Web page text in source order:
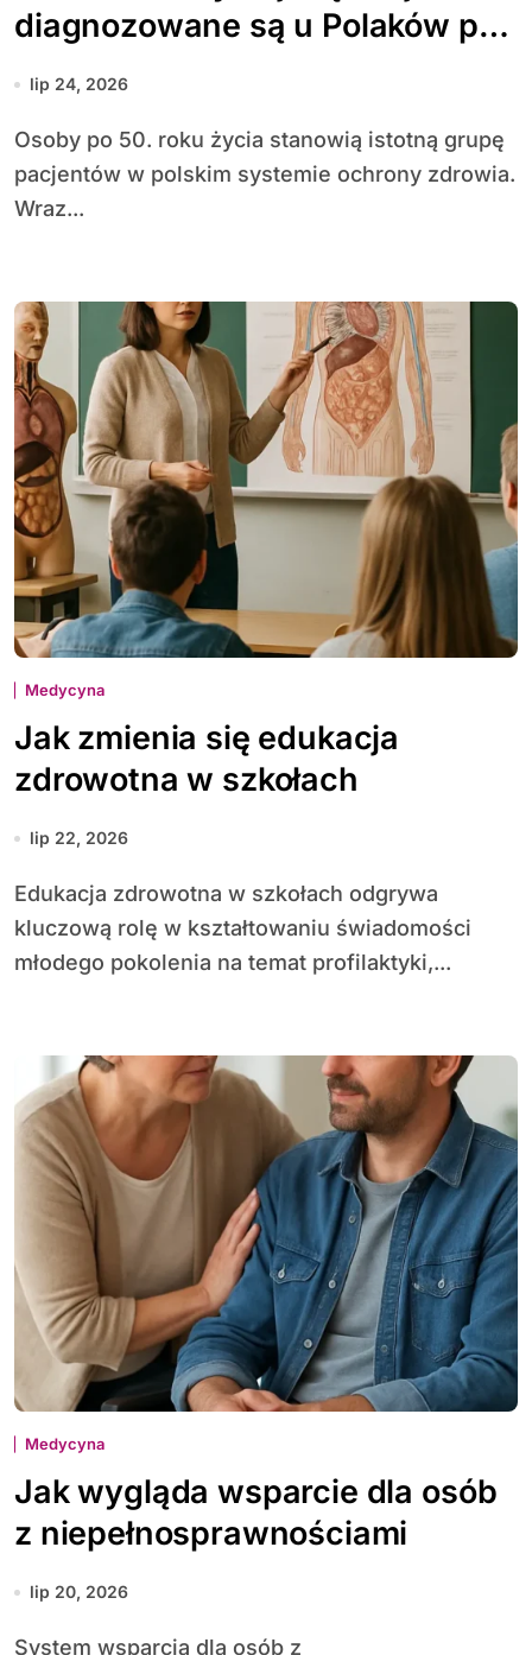
diagnozowane są u Polaków po
50. roku życia
lip 24, 2026
Osoby po 50. roku życia stanowią istotną grupę
pacjentów w polskim systemie ochrony zdrowia.
Wraz...
Medycyna
Jak zmienia się edukacja
zdrowotna w szkołach
lip 22, 2026
Edu­kacja zdrowotna w szkołach odgrywa
kluczową rolę w kształtowaniu świadomości
młodego pokolenia na temat profilaktyki,...
Medycyna
Jak wygląda wsparcie dla osób
z niepełnosprawnościami
lip 20, 2026
System wsparcia dla osób z